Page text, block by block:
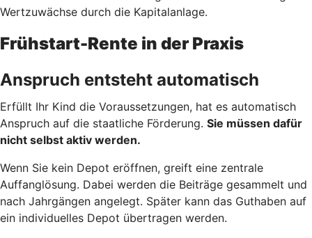
Wertzuwächse durch die Kapitalanlage.
Frühstart-Rente in der Praxis
Anspruch entsteht automatisch
Erfüllt Ihr Kind die Voraussetzungen, hat es automatisch
Anspruch auf die staatliche Förderung. Sie müssen dafür
nicht selbst aktiv werden.
Wenn Sie kein Depot eröffnen, greift eine zentrale
Auffanglösung. Dabei werden die Beiträge gesammelt und
nach Jahrgängen angelegt. Später kann das Guthaben auf
ein individuelles Depot übertragen werden.